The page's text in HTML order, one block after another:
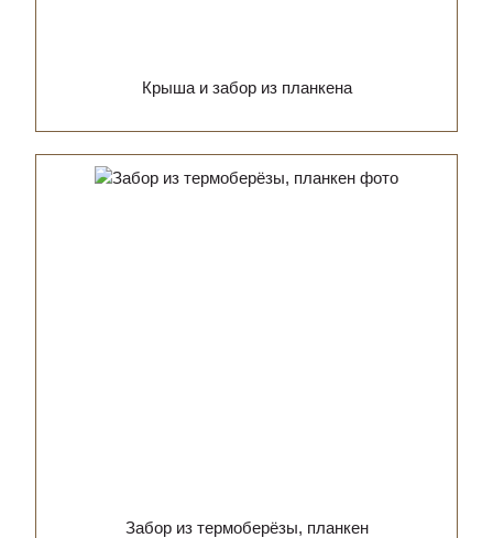
Крыша и забор из планкена
Забор из термоберёзы, планкен